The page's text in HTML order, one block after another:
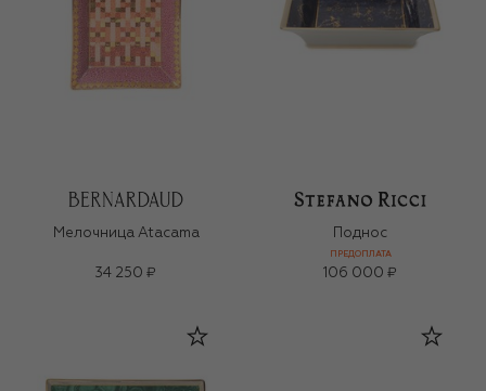
Мелочница Atacama
34 250 ₽
Поднос
ПРЕДОПЛАТА
106 000 ₽